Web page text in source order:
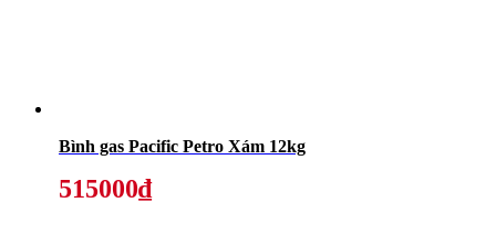
Bình gas Pacific Petro Xám 12kg
515000₫